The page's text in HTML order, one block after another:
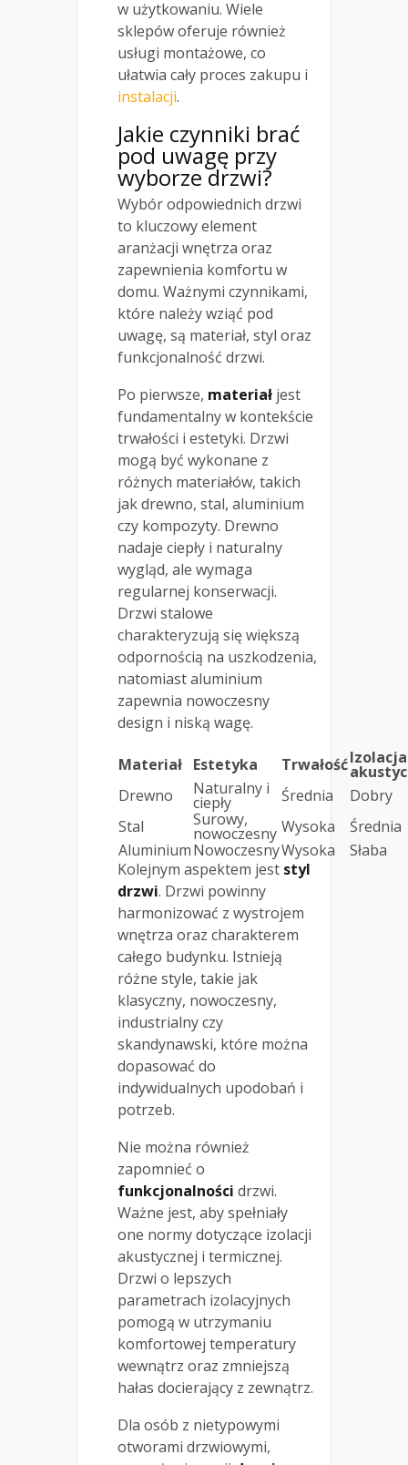
w użytkowaniu. Wiele
sklepów oferuje również
usługi montażowe, co
ułatwia cały proces zakupu i
instalacji.
Jakie czynniki brać
pod uwagę przy
wyborze drzwi?
Wybór odpowiednich drzwi
to kluczowy element
aranżacji wnętrza oraz
zapewnienia komfortu w
domu. Ważnymi czynnikami,
które należy wziąć pod
uwagę, są materiał, styl oraz
funkcjonalność drzwi.
Po pierwsze, materiał jest
fundamentalny w kontekście
trwałości i estetyki. Drzwi
mogą być wykonane z
różnych materiałów, takich
jak drewno, stal, aluminium
czy kompozyty. Drewno
nadaje ciepły i naturalny
wygląd, ale wymaga
regularnej konserwacji.
Drzwi stalowe
charakteryzują się większą
odpornością na uszkodzenia,
natomiast aluminium
zapewnia nowoczesny
design i niską wagę.
Materiał Estetyka TrwałośćIzolacja
Drewno
Naturalny i
ciepły Średnia
Dobry
Stal
Surowy,
nowoczesny Wysoka
Średnia
AluminiumNowoczesnyWysoka
Słaba
Kolejnym aspektem jest styl
drzwi. Drzwi powinny
harmonizować z wystrojem
wnętrza oraz charakterem
całego budynku. Istnieją
różne style, takie jak
klasyczny, nowoczesny,
industrialny czy
skandynawski, które można
dopasować do
indywidualnych upodobań i
potrzeb.
Nie można również
zapomnieć o
funkcjonalności drzwi.
Ważne jest, aby spełniały
one normy dotyczące izolacji
akustycznej i termicznej.
Drzwi o lepszych
parametrach izolacyjnych
pomogą w utrzymaniu
komfortowej temperatury
wewnątrz oraz zmniejszą
hałas docierający z zewnątrz.
Dla osób z nietypowymi
otworami drzwiowymi,